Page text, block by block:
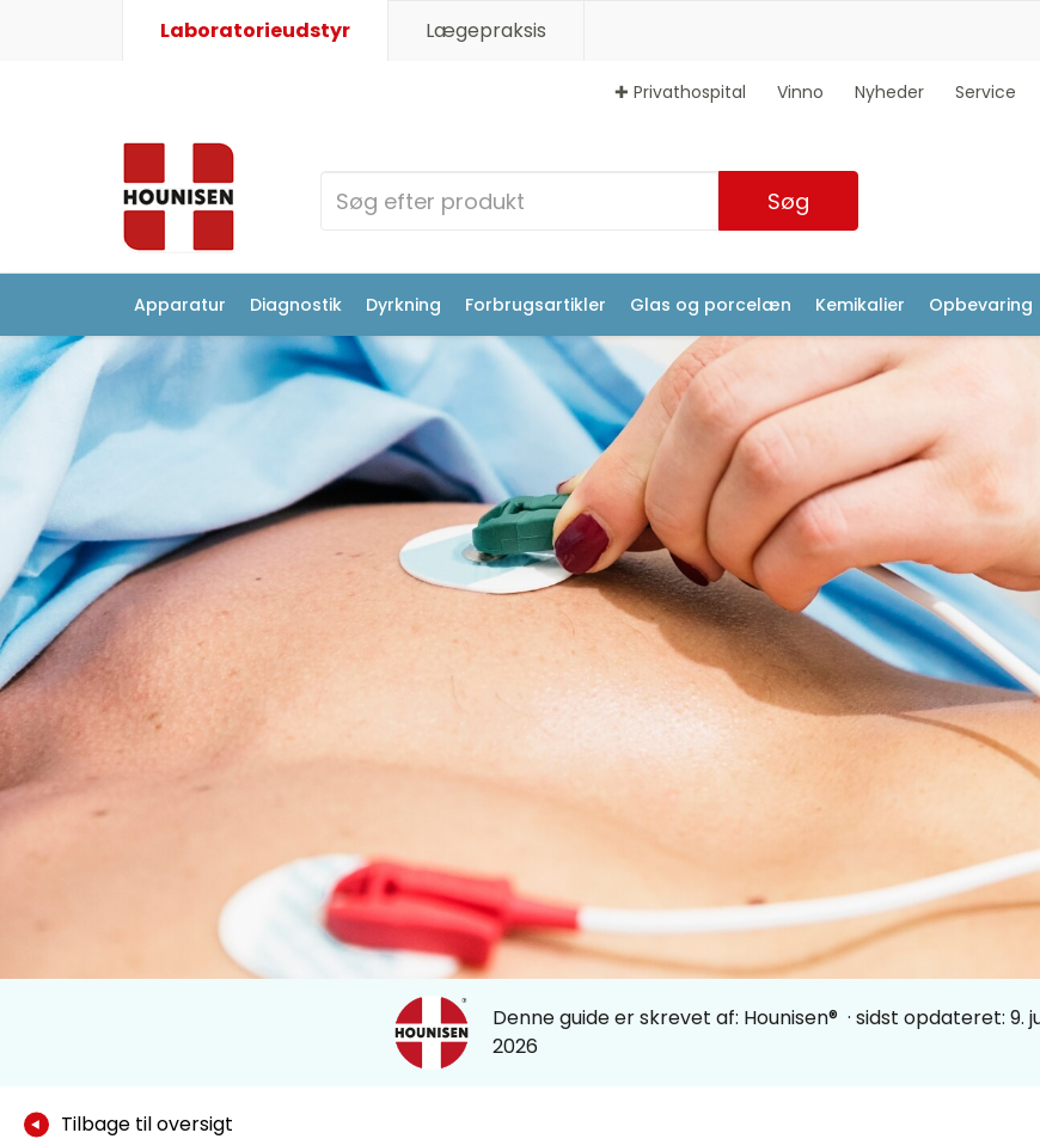
Laboratorieudstyr Lægepraksis
✚ Privathospital Vinno Nyheder Service
Søg
Apparatur Diagnostik Dyrkning Forbrugsartikler Glas og porcelæn Kemikalier Opbevaring
Denne guide er skrevet af: Hounisen® · sidst opdateret: 9.
2026
Tilbage til oversigt